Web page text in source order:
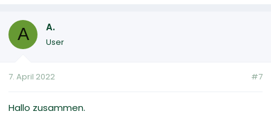
A A.
User
7. April 2022 #7
Hallo zusammen.